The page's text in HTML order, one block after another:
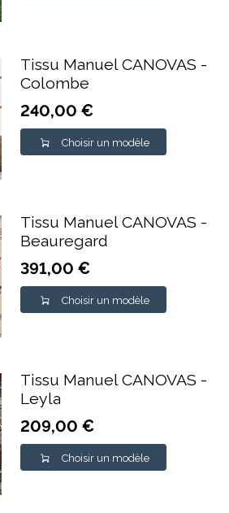
Tissu Manuel CANOVAS -
Colombe
240,00 €
Choisir un modèle
Tissu Manuel CANOVAS -
Beauregard
391,00 €
Choisir un modèle
Tissu Manuel CANOVAS -
Leyla
209,00 €
Choisir un modèle